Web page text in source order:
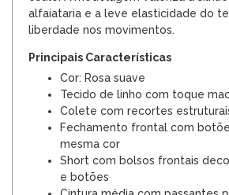
alfaiataria e a leve elasticidade do
liberdade nos movimentos.
Principais Características
Cor: Rosa suave
Tecido de linho com toque
Colete com recortes
Fechamento frontal com
mesma cor
Short com bolsos frontais
e botões